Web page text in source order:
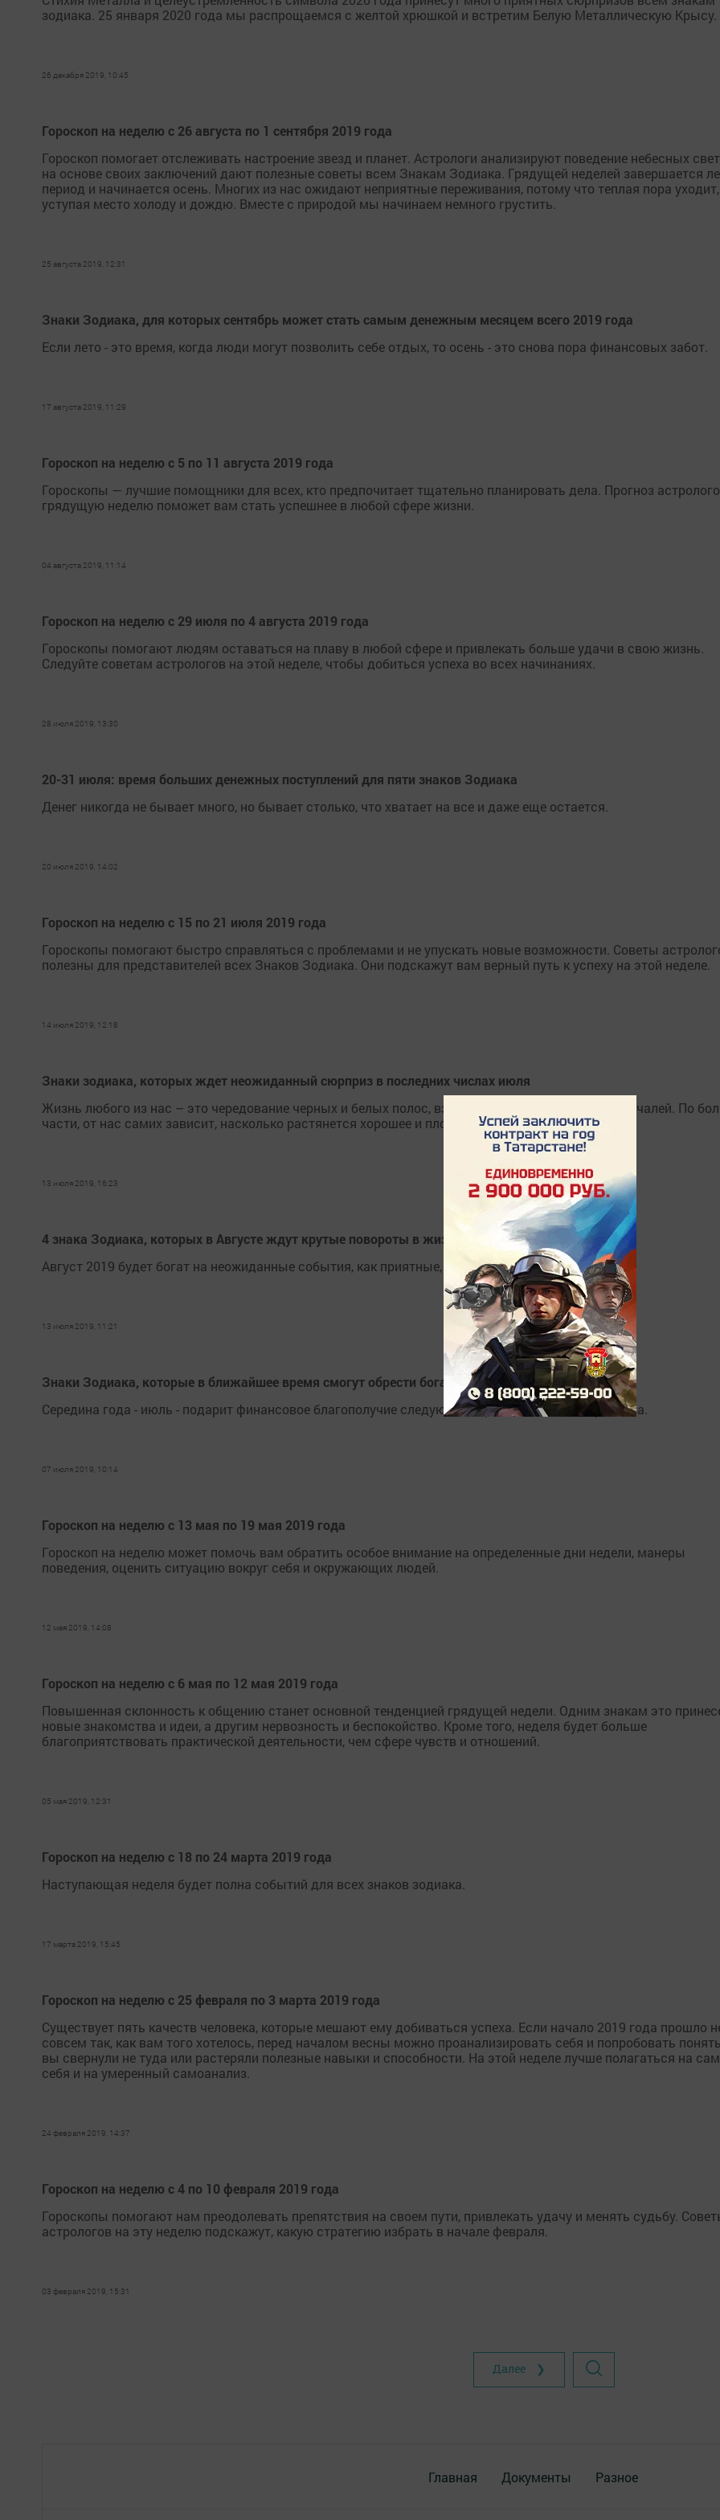
зодиака. 25 января 2020 года мы распрощаемся с желтой хрюшкой и встретим Белую Металлическую Крысу.
26 декабря 2019, 10:45
Гороскоп на неделю с 26 августа по 1 сентября 2019 года
Гороскоп помогает отслеживать настроение звезд и планет. Астрологи анализируют поведение небесных
на основе своих заключений дают полезные советы всем Знакам Зодиака. Грядущей неделей завершается
период и начинается осень. Многих из нас ожидают неприятные переживания, потому что теплая пора уходит,
уступая место холоду и дождю. Вместе с природой мы начинаем немного грустить.
25 августа 2019, 12:31
Знаки Зодиака, для которых сентябрь может стать самым денежным месяцем всего 2019 года
Если лето - это время, когда люди могут позволить себе отдых, то осень - это снова пора финансовых забот.
17 августа 2019, 11:29
Гороскоп на неделю с 5 по 11 августа 2019 года
Гороскопы — лучшие помощники для всех, кто предпочитает тщательно планировать дела. Прогноз
грядущую неделю поможет вам стать успешнее в любой сфере жизни.
04 августа 2019, 11:14
Гороскоп на неделю с 29 июля по 4 августа 2019 года
Гороскопы помогают людям оставаться на плаву в любой сфере и привлекать больше удачи в свою жизнь.
Следуйте советам астрологов на этой неделе, чтобы добиться успеха во всех начинаниях.
28 июля 2019, 13:30
20-31 июля: время больших денежных поступлений для пяти знаков Зодиака
Денег никогда не бывает много, но бывает столько, что хватает на все и даже еще остается.
20 июля 2019, 14:02
Гороскоп на неделю с 15 по 21 июля 2019 года
Гороскопы помогают быстро справляться с проблемами и не упускать новые возможности. Советы
полезны для представителей всех Знаков Зодиака. Они подскажут вам верный путь к успеху на этой неделе.
14 июля 2019, 12:18
Знаки зодиака, которых ждет неожиданный сюрприз в последних числах июля
Жизнь любого из нас – это чередование черных и белых полос, взлетов и падений, радостей и печалей. По
части, от нас самих зависит, насколько растянется хорошее и плохое в нашей судьбе.
13 июля 2019, 16:23
4 знака Зодиака, которых в Августе ждут крутые повороты в жизни
Август 2019 будет богат на неожиданные события, как приятные, так и не очень.
13 июля 2019, 11:21
Знаки Зодиака, которые в ближайшее время смогут обрести богатство
Середина года - июль - подарит финансовое благополучие следующим представителям гороскопа.
07 июля 2019, 10:14
Гороскоп на неделю с 13 мая по 19 мая 2019 года
Гороскоп на неделю может помочь вам обратить особое внимание на определенные дни недели, манеры
поведения, оценить ситуацию вокруг себя и окружающих людей.
12 мая 2019, 14:08
Гороскоп на неделю с 6 мая по 12 мая 2019 года
Повышенная склонность к общению станет основной тенденцией грядущей недели. Одним знакам это
новые знакомства и идеи, а другим нервозность и беспокойство. Кроме того, неделя будет больше
благоприятствовать практической деятельности, чем сфере чувств и отношений.
05 мая 2019, 12:31
Гороскоп на неделю с 18 по 24 марта 2019 года
Наступающая неделя будет полна событий для всех знаков зодиака.
17 марта 2019, 15:45
Гороскоп на неделю с 25 февраля по 3 марта 2019 года
Существует пять качеств человека, которые мешают ему добиваться успеха. Если начало 2019 года прошло
совсем так, как вам того хотелось, перед началом весны можно проанализировать себя и попробовать
вы свернули не туда или растеряли полезные навыки и способности. На этой неделе лучше полагаться на
себя и на умеренный самоанализ.
24 февраля 2019, 14:37
Гороскоп на неделю с 4 по 10 февраля 2019 года
Гороскопы помогают нам преодолевать препятствия на своем пути, привлекать удачу и менять судьбу.
астрологов на эту неделю подскажут, какую стратегию избрать в начале февраля.
03 февраля 2019, 15:31
Далее ❯
Главная Документы Разное